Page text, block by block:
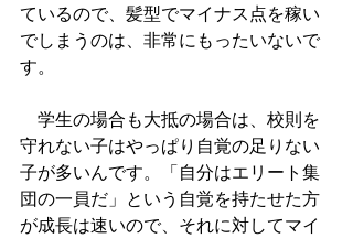
ているので、髪型でマイナス点を稼い
でしまうのは、非常にもったいないで
す。
学生の場合も大抵の場合は、校則を
守れない子はやっぱり自覚の足りない
子が多いんです。「自分はエリート集
団の一員だ」という自覚を持たせた方
が成長は速いので、それに対してマイ